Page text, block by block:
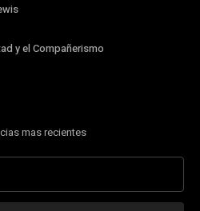
y el Compañerismo
mas recientes